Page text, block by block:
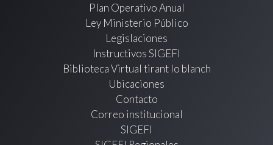
Plan Operativo Anual
Ley Ministerio Público
Legislaciones
Instructivos SIGEFI
Biblioteca Virtual tirant lo blanch
Ubicaciones
Contacto
Correo institucional
SIGEFI